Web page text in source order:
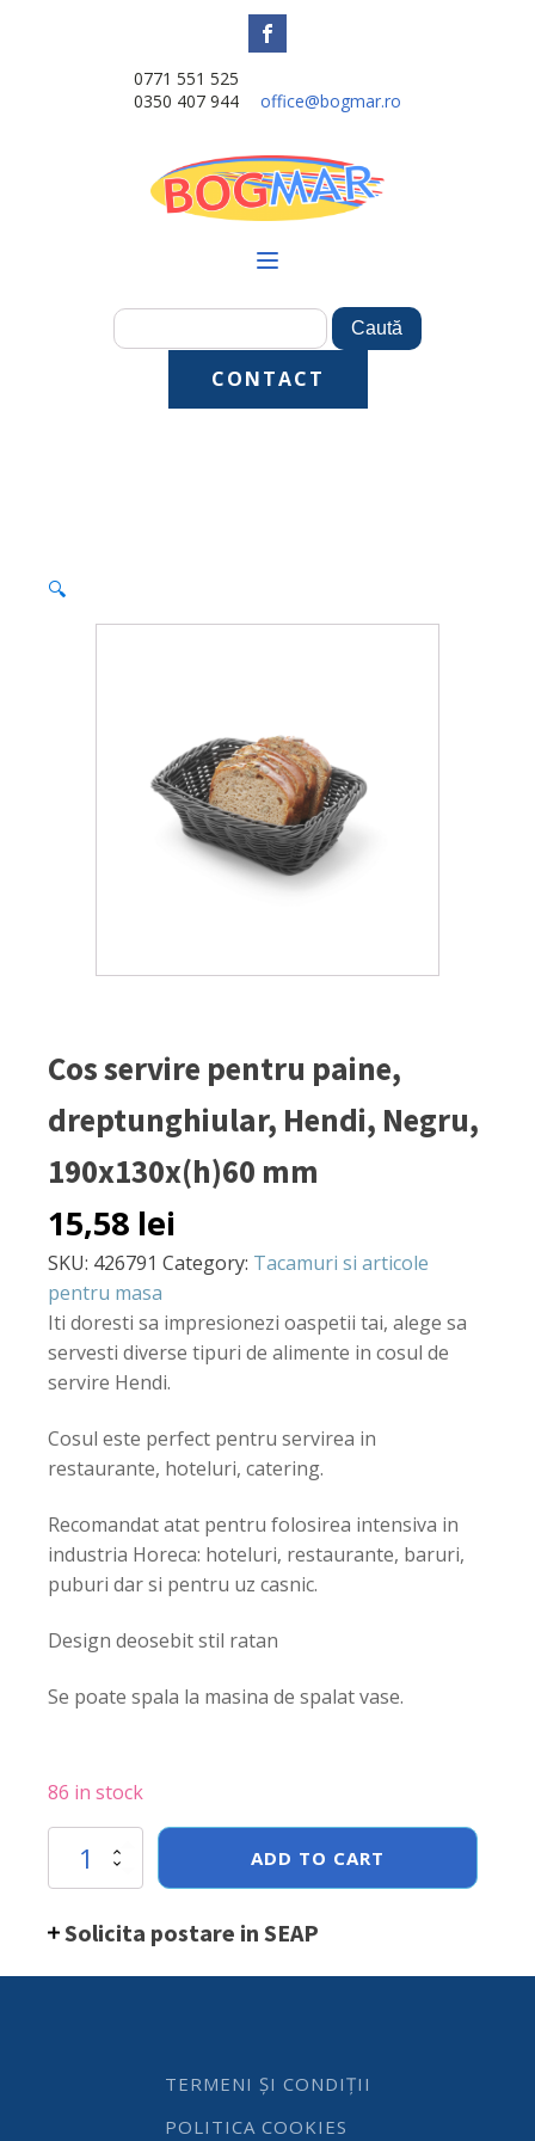
0771 551 525
0350 407 944
office@bogmar.ro
CONTACT
🔍
Cos servire pentru paine,
dreptunghiular, Hendi, Negru,
190x130x(h)60 mm
15,58 lei
SKU: 426791 Category: Tacamuri si articole
pentru masa
Iti doresti sa impresionezi oaspetii tai, alege sa
servesti diverse tipuri de alimente in cosul de
servire Hendi.
Cosul este perfect pentru servirea in
restaurante, hoteluri, catering.
Recomandat atat pentru folosirea intensiva in
industria Horeca: hoteluri, restaurante, baruri,
puburi dar si pentru uz casnic.
Design deosebit stil ratan
Se poate spala la masina de spalat vase.
86 in stock
servire
pentru
dreptunghiular,
ADD TO CART
Solicita postare in SEAP
TERMENI ȘI CONDIȚII
POLITICA COOKIES